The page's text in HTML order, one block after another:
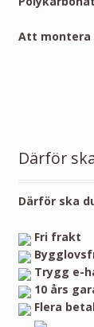
Att
Därför
Därför ska
Fri frakt
Trygg e-
10 års
Flera